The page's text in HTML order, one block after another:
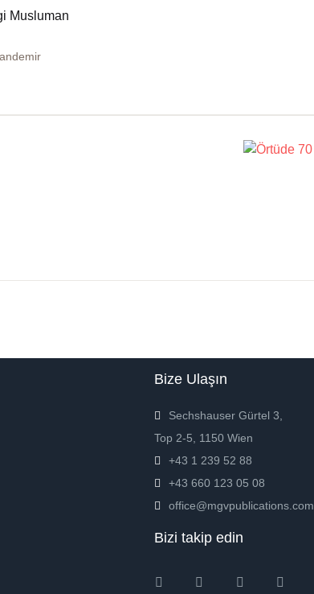
Musluman
Bize Ulaşın
Sechshauser Gürtel 3,
Top 2-5, 1150 Wien
+43 1 239 52 88
+43 660 123 05 08
office@mgvpublications.com
Bizi takip edin
InstagramFacebookTwitter